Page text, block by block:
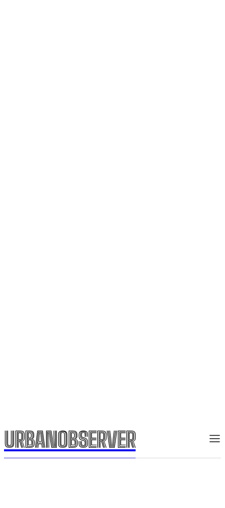
URBANOBSERVER
URBANOBSERVER